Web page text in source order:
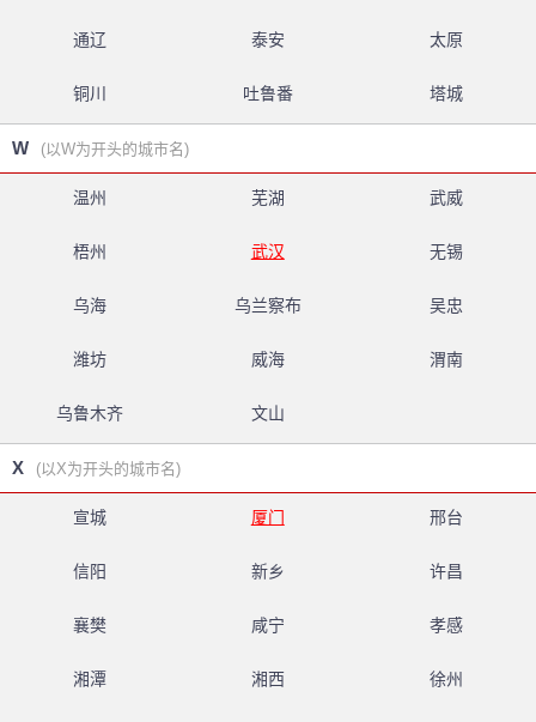
通辽 泰安 太原
铜川 吐鲁番 塔城
W (以W为开头的城市名)
温州 芜湖 武威
梧州 武汉 无锡
乌海 乌兰察布 吴忠
潍坊 威海 渭南
乌鲁木齐 文山
X (以X为开头的城市名)
宣城 厦门 邢台
信阳 新乡 许昌
襄樊 咸宁 孝感
湘潭 湘西 徐州